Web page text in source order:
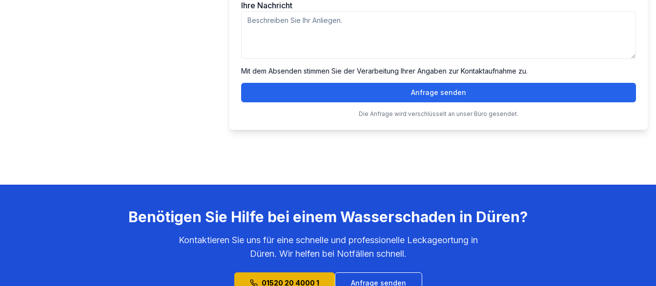
Ihre Nachricht
Mit dem Absenden stimmen Sie der Verarbeitung Ihrer Angaben zur Kontaktaufnahme zu.
Anfrage senden
Die Anfrage wird verschlüsselt an unser Büro gesendet.
Benötigen Sie Hilfe bei einem Wasserschaden in Düren?
Kontaktieren Sie uns für eine schnelle und professionelle Leckageortung in
Düren. Wir helfen bei Notfällen schnell.
01520 20 4000 1 Anfrage senden